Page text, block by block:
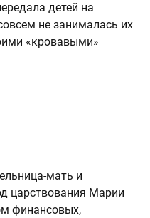
детей на
не занималась их
«кровавыми»
мать и
царствования Марии
финансовых,